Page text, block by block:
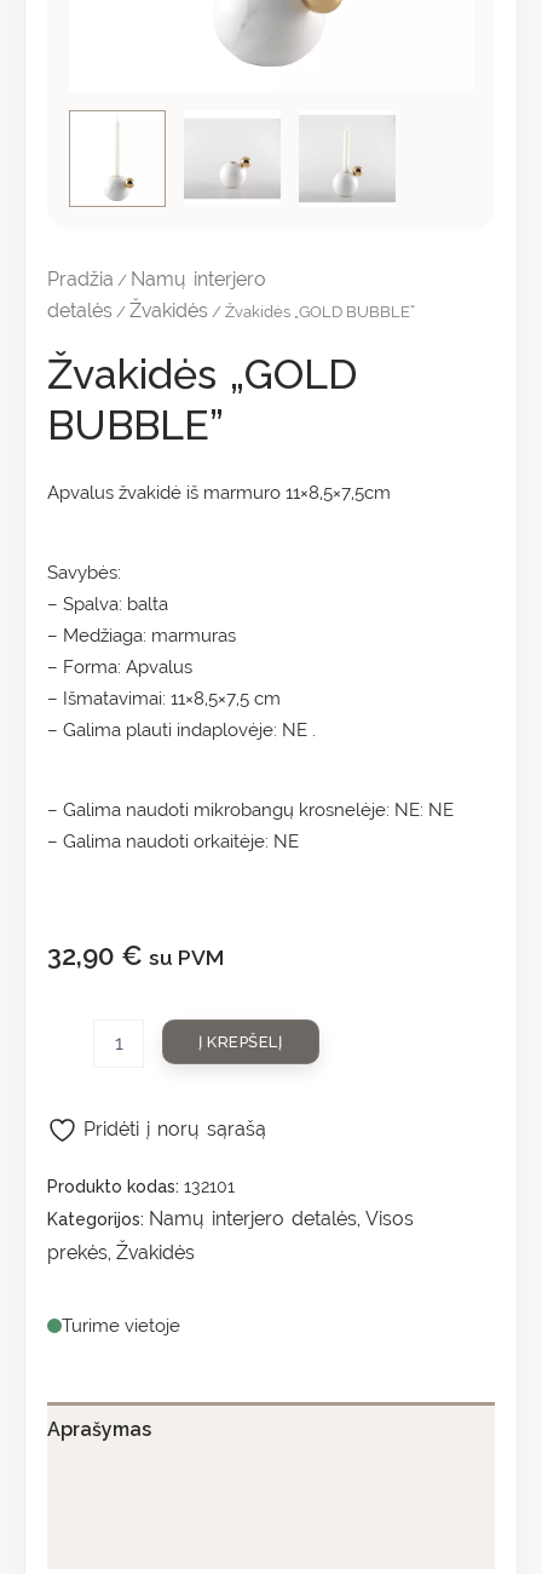
Pradžia / Namų interjero
detalės /Žvakidės / Žvakidės „GOLD BUBBLE”
Žvakidės „GOLD
BUBBLE”
Apvalus žvakidė iš marmuro 11×8,5×7,5cm
Savybės:
– Spalva: balta
– Medžiaga: marmuras
– Forma: Apvalus
– Išmatavimai: 11×8,5×7,5 cm
– Galima plauti indaplovėje: NE .
– Galima naudoti mikrobangų krosnelėje: NE: NE
– Galima naudoti orkaitėje: NE
32,90 € su PVM
Į KREPŠELĮ
Produkto kodas: 132101
Kategorijos: Namų interjero detalės, Visos
prekės, Žvakidės
Turime vietoje
Pridėti į norų sąrašą
Aprašymas